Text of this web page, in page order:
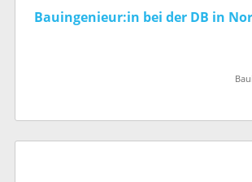
Bauingenieur:in bei der DB in